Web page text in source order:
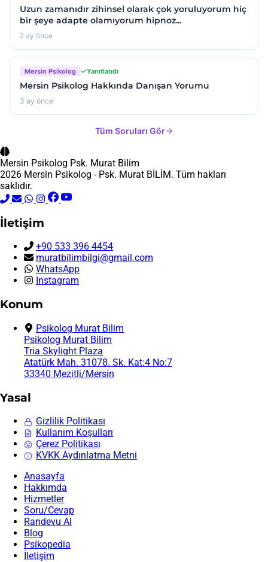
Uzun zamanıdır zihinsel olarak çok yoruluyorum hiç
bir şeye adapte olamıyorum hipnoz...
2 ay önce
Mersin Psikolog Yanıtlandı
Mersin Psikolog Hakkında Danışan Yorumu
3 ay önce
Tüm Soruları Gör
Mersin Psikolog Psk. Murat Bilim
2026 Mersin Psikolog - Psk. Murat BİLİM. Tüm hakları
saklıdır.
İletişim
+90 533 396 4454
muratbilimbilgi@gmail.com
WhatsApp
Instagram
Konum
Psikolog Murat Bilim
Psikolog Murat Bilim
Tria Skylight Plaza
Atatürk Mah. 31078. Sk. Kat:4 No:7
33340 Mezitli/Mersin
Yasal
Gizlilik Politikası
Kullanım Koşulları
Çerez Politikası
KVKK Aydınlatma Metni
Anasayfa
Hakkımda
Hizmetler
Soru/Cevap
Randevu Al
Blog
Psikopedia
İletişim